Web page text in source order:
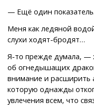
— Ещё один показатель.
Меня как ледяной
слухи ходят-бродят…
Я-то прежде думала, —
об огнедышащих
внимание и
которую однажды
увлечения всем, что